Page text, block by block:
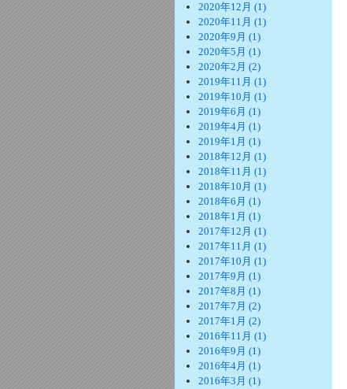
2020年12月 (1)
2020年11月 (1)
2020年9月 (1)
2020年5月 (1)
2020年2月 (2)
2019年11月 (1)
2019年10月 (1)
2019年6月 (1)
2019年4月 (1)
2019年1月 (1)
2018年12月 (1)
2018年11月 (1)
2018年10月 (1)
2018年6月 (1)
2018年1月 (1)
2017年12月 (1)
2017年11月 (1)
2017年10月 (1)
2017年9月 (1)
2017年8月 (1)
2017年7月 (2)
2017年1月 (2)
2016年11月 (1)
2016年9月 (1)
2016年4月 (1)
2016年3月 (1)